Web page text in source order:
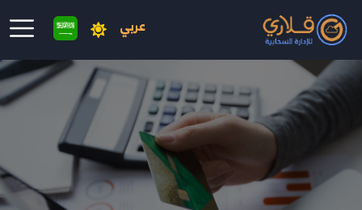
عربي
انتقال إلى المحتوى الرئيسي